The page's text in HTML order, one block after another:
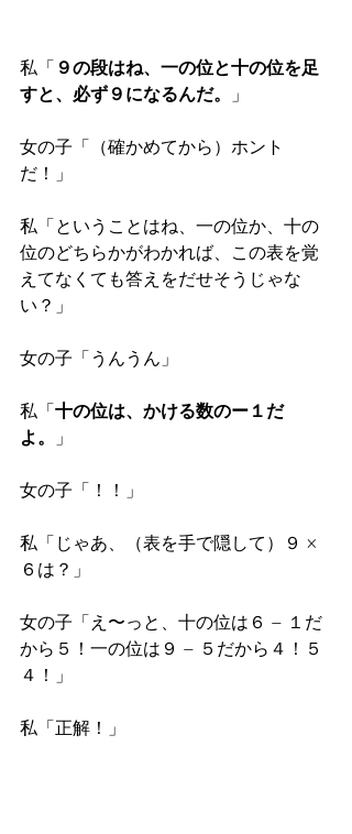
私「 ９の段はね、一の位と十の位を足
すと、必ず９になるんだ。
」
女の子「（確かめてから）ホント
だ！」
私「ということはね、一の位か、十の
位のどちらかがわかれば、この表を覚
えてなくても答えをだせそうじゃな
い？」
女の子「うんうん」
私「十の位は、かける数のー１だ
よ。
」
女の子「！！」
私「じゃあ、（表を手で隠して）９ ×
６は？」
女の子「え〜っと、十の位は６ − １だ
から５！一の位は９ − ５だから４！５
４！」
私「正解！」